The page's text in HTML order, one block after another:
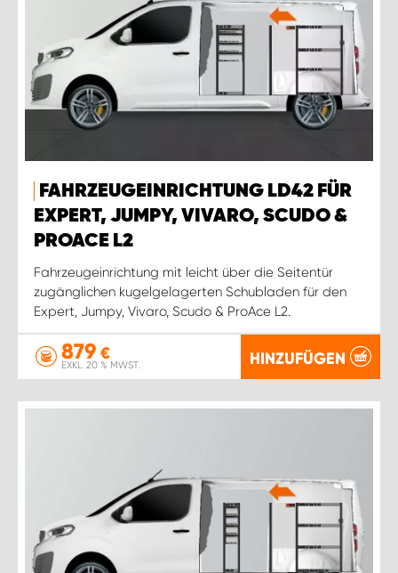
FAHRZEUGEINRICHTUNG LD42 FÜR
EXPERT, JUMPY, VIVARO, SCUDO &
PROACE L2
Fahrzeugeinrichtung mit leicht über die Seitentür
zugänglichen kugelgelagerten Schubladen für den
Expert, Jumpy, Vivaro, Scudo & ProAce L2.
879 €
EXKL. 20 % MWST. HINZUFÜGEN